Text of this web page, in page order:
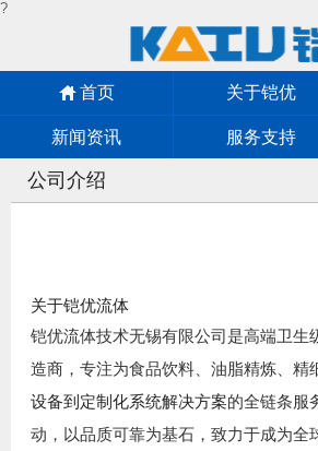
?
首页 关于铠优
新闻资讯 服务支持
公司介绍
关于铠优流体
铠优流体技术无锡有限公司是高端卫生
造商，专注为食品饮料、油脂精炼、精
设备到定制化系统解决方案的全链条服
动，以品质可靠为基石，致力于成为全